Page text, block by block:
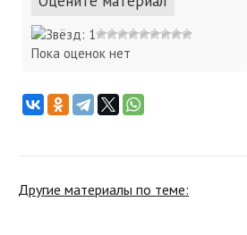
Пока оценок нет
Другие материалы по теме: